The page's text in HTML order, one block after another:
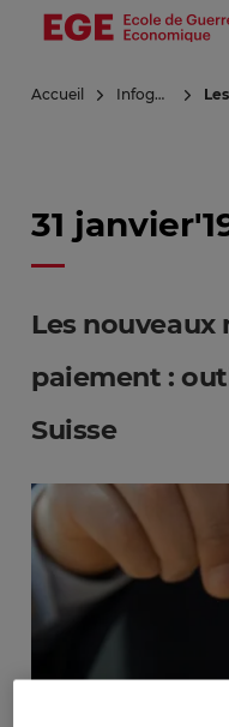
Aller
principal
Accueil Infoguerre
31
Les nouveaux
paiement :
Suisse